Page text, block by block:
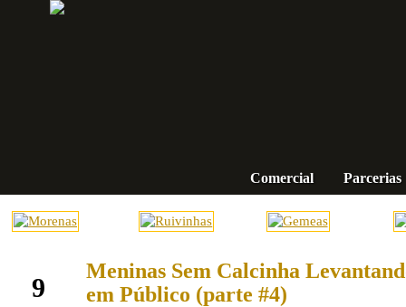
Parcerias
Comercial
9
Meninas Sem Calcinha
em Público (parte #4)